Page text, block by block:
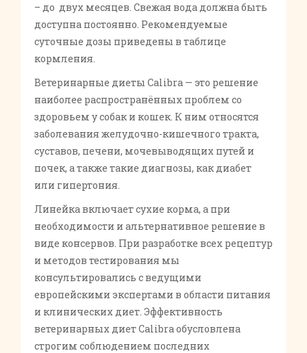
– до двух месяцев. Свежая вода должна быть
доступна постоянно. Рекомендуемые
суточные дозы приведены в таблице
кормления.
Ветеринарные диеты Calibra — это решение
наиболее распространённых проблем со
здоровьем у собак и кошек. К ним относятся
заболевания желудочно-кишечного тракта,
суставов, печени, мочевыводящих путей и
почек, а также такие диагнозы, как диабет
или гипертония.
Линейка включает сухие корма, а при
необходимости и альтернативное решение в
виде консервов. При разработке всех рецептур
и методов тестирования мы
консультировались с ведущими
европейскими экспертами в области питания
и клинических диет. Эффективность
ветеринарных диет Calibra обусловлена
строгим соблюдением последних